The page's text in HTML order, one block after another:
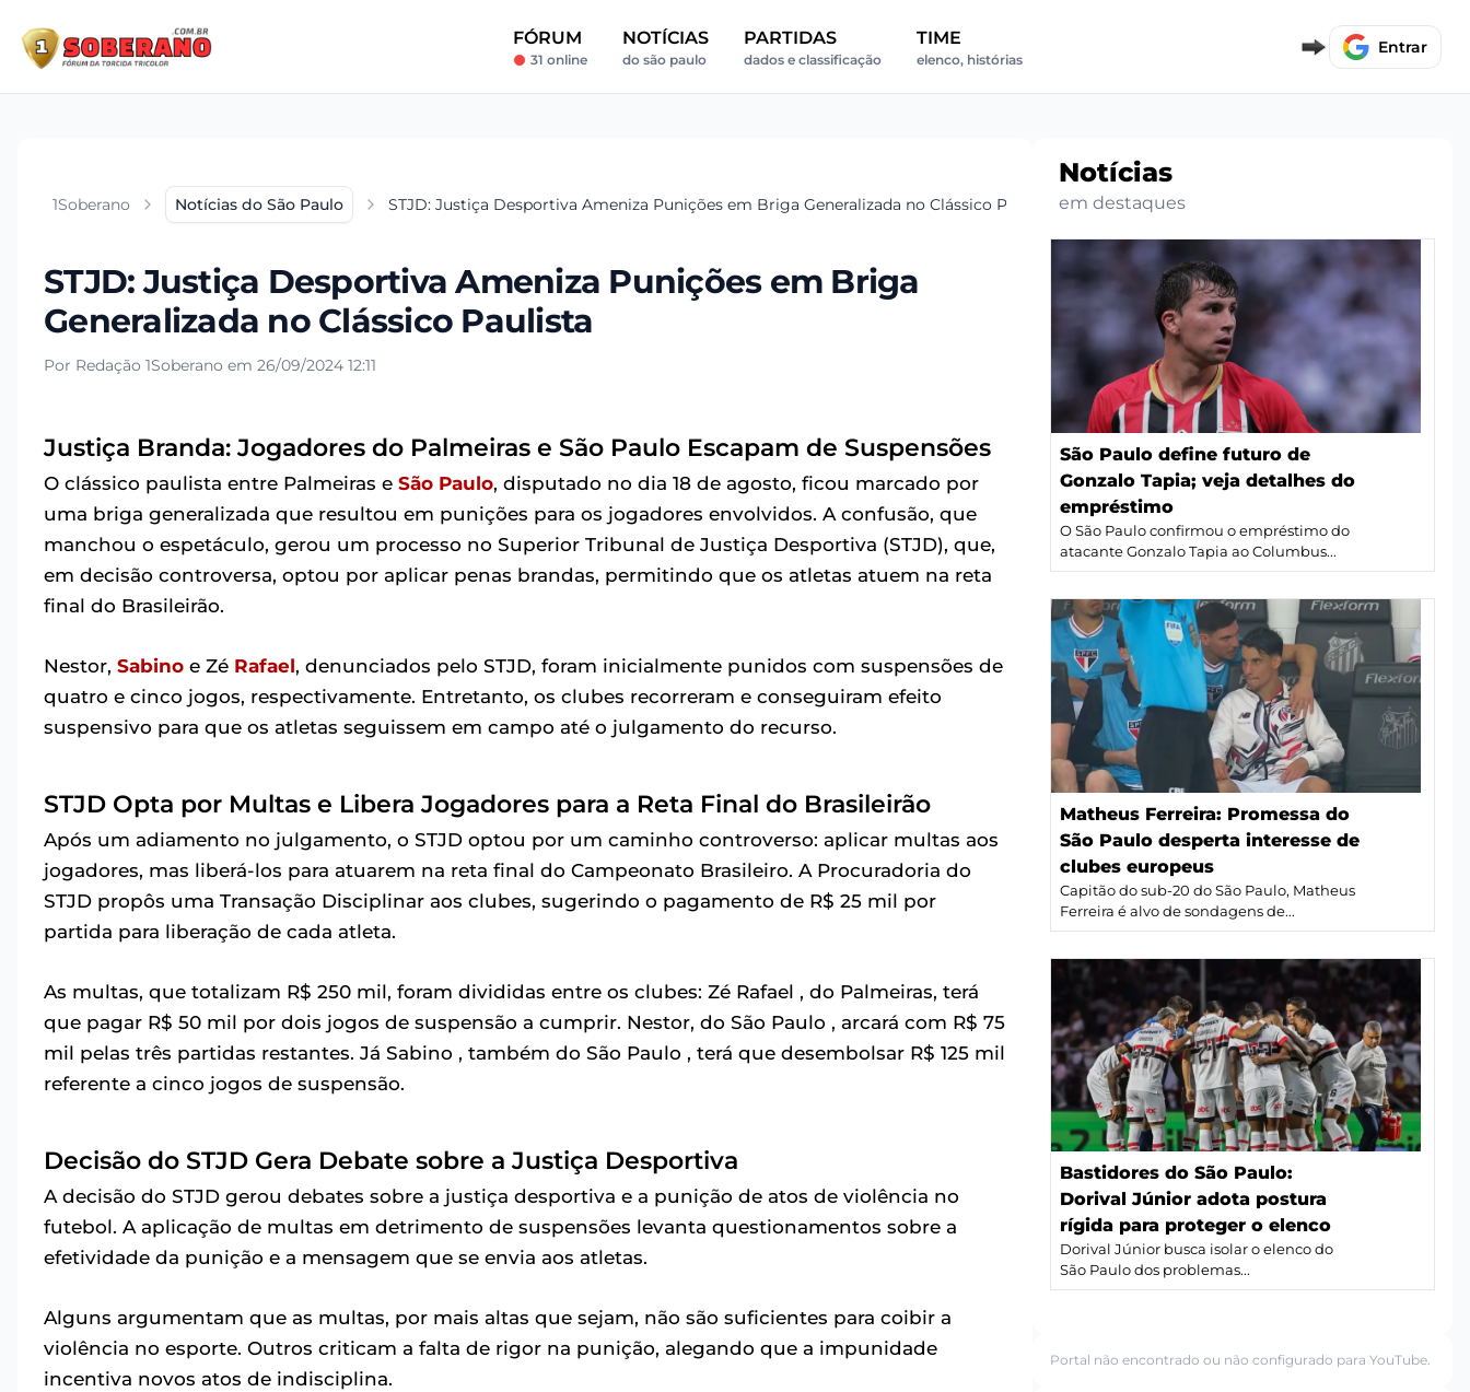
FÓRUM
31 online
NOTÍCIAS
do são paulo
PARTIDAS
dados e classificação
TIME
elenco, histórias
Entrar
1Soberano Notícias do São Paulo STJD: Justiça Desportiva Ameniza Punições em Briga Generalizada no Clássico Paulista
STJD: Justiça Desportiva Ameniza Punições em Briga
Generalizada no Clássico Paulista
Por Redação 1Soberano em 26/09/2024 12:11
Justiça Branda: Jogadores do Palmeiras e São Paulo Escapam de Suspensões
O clássico paulista entre Palmeiras e São Paulo, disputado no dia 18 de agosto, ficou marcado por
uma briga generalizada que resultou em punições para os jogadores envolvidos. A confusão, que
manchou o espetáculo, gerou um processo no Superior Tribunal de Justiça Desportiva (STJD), que,
em decisão controversa, optou por aplicar penas brandas, permitindo que os atletas atuem na reta
final do Brasileirão.
Nestor, Sabino e Zé Rafael, denunciados pelo STJD, foram inicialmente punidos com suspensões de
quatro e cinco jogos, respectivamente. Entretanto, os clubes recorreram e conseguiram efeito
suspensivo para que os atletas seguissem em campo até o julgamento do recurso.
STJD Opta por Multas e Libera Jogadores para a Reta Final do Brasileirão
Após um adiamento no julgamento, o STJD optou por um caminho controverso: aplicar multas aos
jogadores, mas liberá-los para atuarem na reta final do Campeonato Brasileiro. A Procuradoria do
STJD propôs uma Transação Disciplinar aos clubes, sugerindo o pagamento de R$ 25 mil por
partida para liberação de cada atleta.
As multas, que totalizam R$ 250 mil, foram divididas entre os clubes: Zé Rafael , do Palmeiras, terá
que pagar R$ 50 mil por dois jogos de suspensão a cumprir. Nestor, do São Paulo , arcará com R$ 75
mil pelas três partidas restantes. Já Sabino , também do São Paulo , terá que desembolsar R$ 125 mil
referente a cinco jogos de suspensão.
Decisão do STJD Gera Debate sobre a Justiça Desportiva
A decisão do STJD gerou debates sobre a justiça desportiva e a punição de atos de violência no
futebol. A aplicação de multas em detrimento de suspensões levanta questionamentos sobre a
efetividade da punição e a mensagem que se envia aos atletas.
Alguns argumentam que as multas, por mais altas que sejam, não são suficientes para coibir a
violência no esporte. Outros criticam a falta de rigor na punição, alegando que a impunidade
incentiva novos atos de indisciplina.
Notícias
em destaques
São Paulo define futuro de
Gonzalo Tapia; veja detalhes do
empréstimo
O São Paulo confirmou o empréstimo do
atacante Gonzalo Tapia ao Columbus...
Matheus Ferreira: Promessa do
São Paulo desperta interesse de
clubes europeus
Capitão do sub-20 do São Paulo, Matheus
Ferreira é alvo de sondagens de...
Bastidores do São Paulo:
Dorival Júnior adota postura
rígida para proteger o elenco
Dorival Júnior busca isolar o elenco do
São Paulo dos problemas...
Portal não encontrado ou não configurado para YouTube.